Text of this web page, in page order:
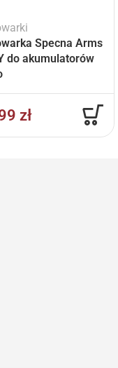
Specna Arms
do akumulatorów
zł